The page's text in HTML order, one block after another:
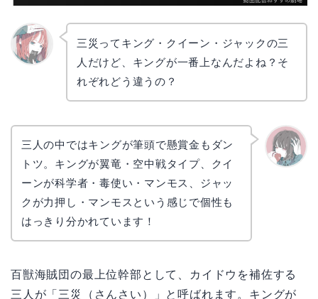
三災ってキング・クイーン・ジャックの三
人だけど、キングが一番上なんだよね？そ
れぞれどう違うの？
三人の中ではキングが筆頭で懸賞金もダン
トツ。キングが翼竜・空中戦タイプ、クイ
ーンが科学者・毒使い・マンモス、ジャッ
クが力押し・マンモスという感じで個性も
はっきり分かれています！
百獣海賊団の最上位幹部として、カイドウを補佐する
三人が「三災（さんさい）」と呼ばれます。キングが